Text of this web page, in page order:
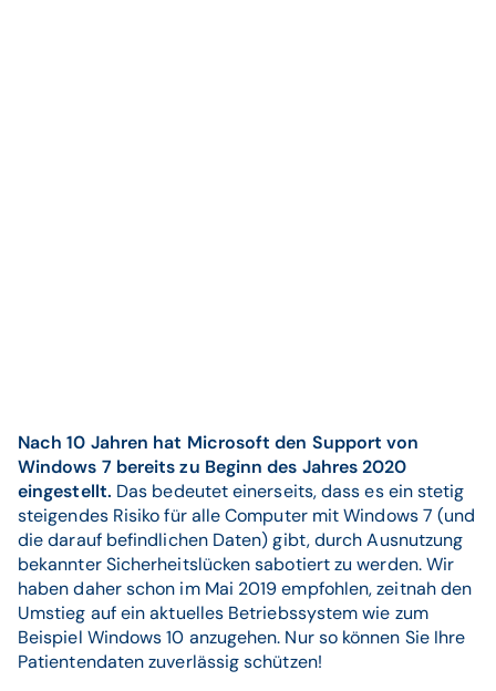
Nach 10 Jahren hat Microsoft den Support von
Windows 7 bereits zu Beginn des Jahres 2020
eingestellt. Das bedeutet einerseits, dass es ein stetig
steigendes Risiko für alle Computer mit Windows 7 (und
die darauf befindlichen Daten) gibt, durch Ausnutzung
bekannter Sicherheitslücken sabotiert zu werden. Wir
haben daher schon im Mai 2019 empfohlen, zeitnah den
Umstieg auf ein aktuelles Betriebssystem wie zum
Beispiel Windows 10 anzugehen. Nur so können Sie Ihre
Patientendaten zuverlässig schützen!